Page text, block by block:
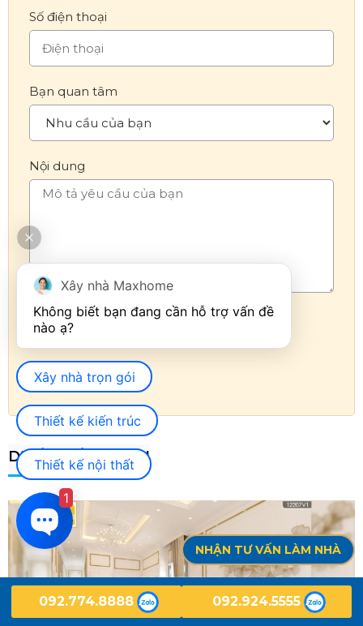
Số điện thoại
Bạn quan tâm
Nội dung
DỰ ÁN LIÊN QUAN
NHẬN TƯ VẤN LÀM NHÀ
092.774.8888 092.924.5555
Xây nhà Maxhome
Không biết bạn đang cần hỗ trợ vấn đề
Xây nhà trọn gói
Thiết kế kiến trúc
Thiết kế nội thất
1